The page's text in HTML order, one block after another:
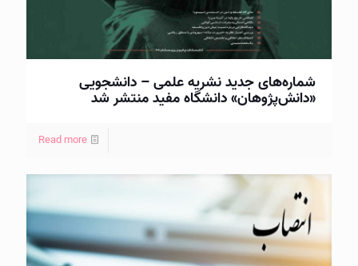
شماره‌های جدید نشریه علمی – دانشجویی
«دانش‌پژوهان» دانشگاه مفید منتشر شد
Read more